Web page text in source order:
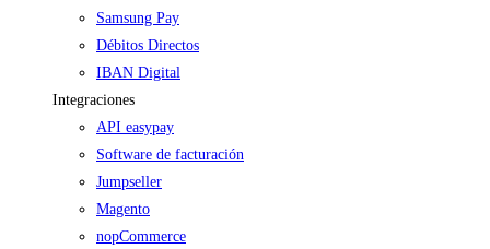
Samsung Pay
Débitos Directos
IBAN Digital
Integraciones
API easypay
Software de facturación
Jumpseller
Magento
nopCommerce